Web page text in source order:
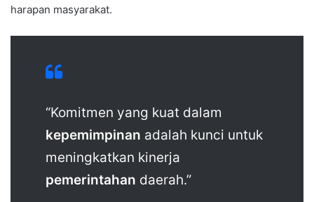
harapan masyarakat.
“Komitmen yang kuat dalam
kepemimpinan adalah kunci untuk
meningkatkan kinerja
pemerintahan daerah.”